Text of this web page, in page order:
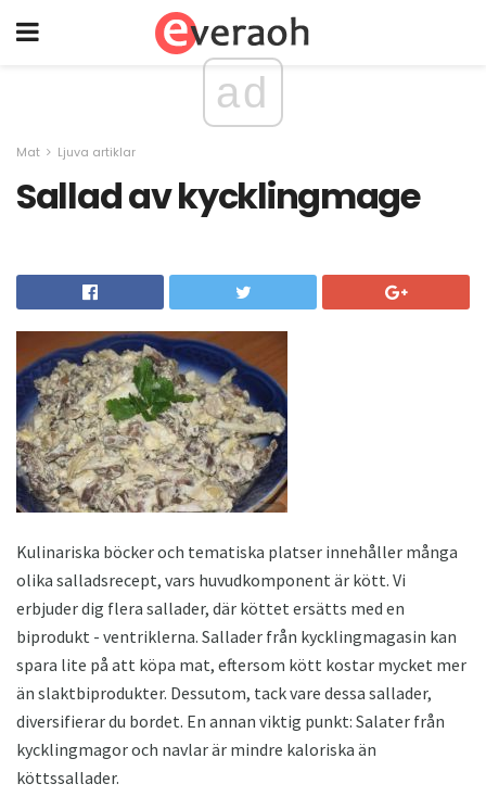
ad
Mat Ljuva artiklar
Sallad av kycklingmage
Kulinariska böcker och tematiska platser innehåller många
olika salladsrecept, vars huvudkomponent är kött. Vi
erbjuder dig flera sallader, där köttet ersätts med en
biprodukt - ventriklerna. Sallader från kycklingmagasin kan
spara lite på att köpa mat, eftersom kött kostar mycket mer
än slaktbiprodukter. Dessutom, tack vare dessa sallader,
diversifierar du bordet. En annan viktig punkt: Salater från
kycklingmagor och navlar är mindre kaloriska än
köttssallader.